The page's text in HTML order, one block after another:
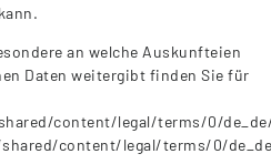
an welche Auskunfteien
Daten weitergibt finden Sie für
content/legal/terms/0/
content/legal/terms/0/